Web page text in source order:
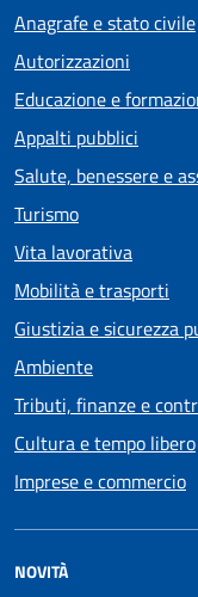
Anagrafe e stato civile
Autorizzazioni
Educazione e
Appalti pubblici
Salute, benessere e
Turismo
Vita lavorativa
Mobilità e trasporti
Giustizia e sicurezza
Ambiente
Tributi, finanze e
Cultura e tempo libero
Imprese e commercio
NOVITÀ